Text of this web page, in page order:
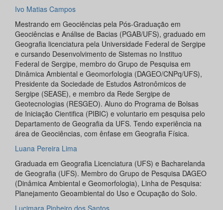
Ivo Matias Campos
Mestrando em Geociências pela Pós-Graduação em
Geociências e Análise de Bacias (PGAB/UFS), graduado em
Geografia licenciatura pela Universidade Federal de Sergipe
e cursando Desenvolvimento de Sistemas no Instituo
Federal de Sergipe, membro do Grupo de Pesquisa em
Dinâmica Ambiental e Geomorfologia (DAGEO/CNPq/UFS),
Presidente da Sociedade de Estudos Astronômicos de
Sergipe (SEASE), e membro da Rede Sergipe de
Geotecnologias (RESGEO). Aluno do Programa de Bolsas
de Iniciação Cientifica (PIBIC) e voluntario em pesquisa pelo
Departamento de Geografia da UFS. Tendo experiência na
área de Geociências, com ênfase em Geografia Física.
Luana Pereira Lima
Graduada em Geografia Licenciatura (UFS) e Bacharelanda
de Geografia (UFS). Membro do Grupo de Pesquisa DAGEO
(Dinâmica Ambiental e Geomorfologia), Linha de Pesquisa:
Planejamento Geoambiental do Uso e Ocupação do Solo.